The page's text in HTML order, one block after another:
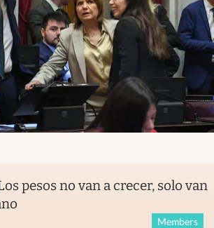
pesos no van a crecer, solo van
Members